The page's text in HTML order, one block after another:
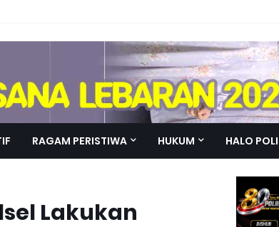
RAGAM PERISTIWA HUKUM HALO
Lakukan